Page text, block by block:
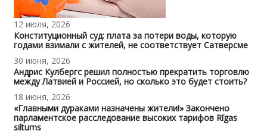
12 июля, 2026
Конституционный суд: плата за потери воды, которую
годами взимали с жителей, не соответствует Сатверсме
30 июня, 2026
Андрис Кулбергс решил полностью прекратить торговлю
между Латвией и Россией, но сколько это будет стоить?
18 июня, 2026
«Главными дураками назначены жители!» Закончено
парламентское расследование высоких тарифов Rīgas
siltums